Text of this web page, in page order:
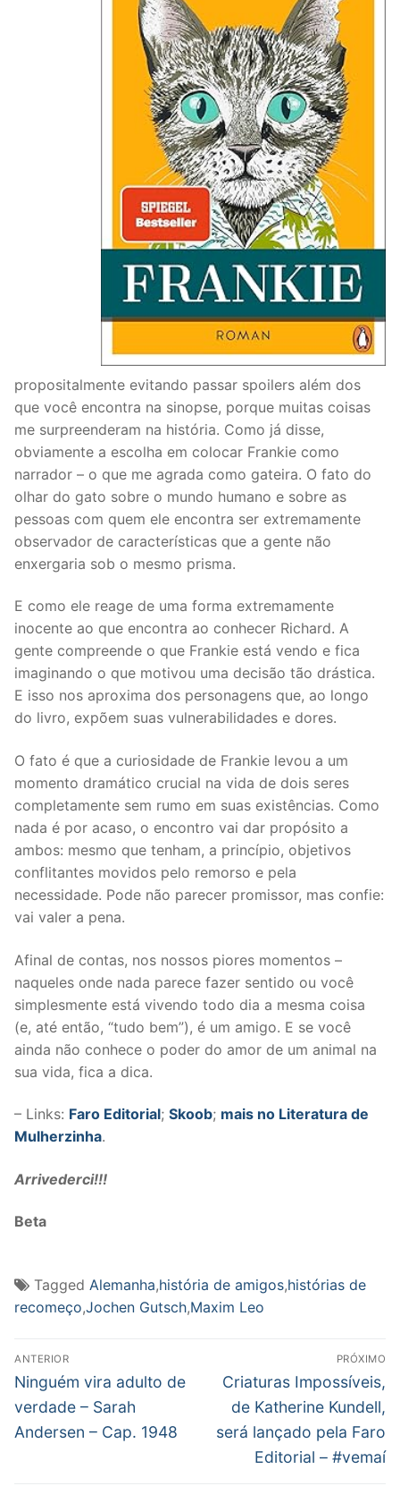
propositalmente evitando passar spoilers além dos
que você encontra na sinopse, porque muitas coisas
me surpreenderam na história. Como já disse,
obviamente a escolha em colocar Frankie como
narrador – o que me agrada como gateira. O fato do
olhar do gato sobre o mundo humano e sobre as
pessoas com quem ele encontra ser extremamente
observador de características que a gente não
enxergaria sob o mesmo prisma.
E como ele reage de uma forma extremamente
inocente ao que encontra ao conhecer Richard. A
gente compreende o que Frankie está vendo e fica
imaginando o que motivou uma decisão tão drástica.
E isso nos aproxima dos personagens que, ao longo
do livro, expõem suas vulnerabilidades e dores.
O fato é que a curiosidade de Frankie levou a um
momento dramático crucial na vida de dois seres
completamente sem rumo em suas existências. Como
nada é por acaso, o encontro vai dar propósito a
ambos: mesmo que tenham, a princípio, objetivos
conflitantes movidos pelo remorso e pela
necessidade. Pode não parecer promissor, mas confie:
vai valer a pena.
Afinal de contas, nos nossos piores momentos –
naqueles onde nada parece fazer sentido ou você
simplesmente está vivendo todo dia a mesma coisa
(e, até então, “tudo bem”), é um amigo. E se você
ainda não conhece o poder do amor de um animal na
sua vida, fica a dica.
– Links: Faro Editorial; Skoob; mais no Literatura de
Mulherzinha.
Arrivederci!!!
Beta
Tagged Alemanha,história de amigos,histórias de
recomeço,Jochen Gutsch,Maxim Leo
Navegação
de
Post
ANTERIOR
Post
anterior:
Ninguém vira adulto de
verdade – Sarah
Andersen – Cap. 1948
PRÓXIMO
Próximo
post:
Criaturas Impossíveis,
de Katherine Kundell,
será lançado pela Faro
Editorial – #vemaí